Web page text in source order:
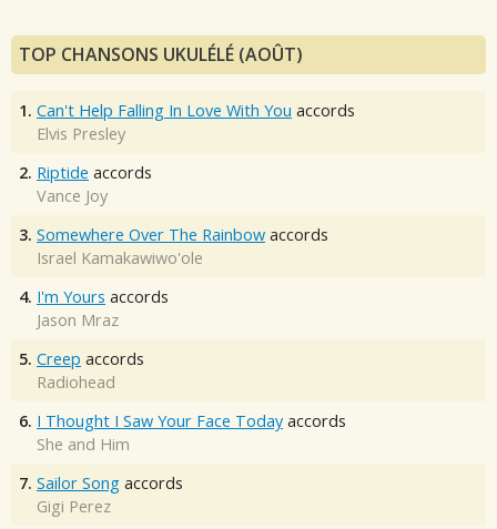
TOP CHANSONS UKULÉLÉ (AOÛT)
1. Can't Help Falling In Love With You accords
Elvis Presley
2. Riptide accords
Vance Joy
3. Somewhere Over The Rainbow accords
Israel Kamakawiwo'ole
4. I'm Yours accords
Jason Mraz
5. Creep accords
Radiohead
6. I Thought I Saw Your Face Today accords
She and Him
7. Sailor Song accords
Gigi Perez